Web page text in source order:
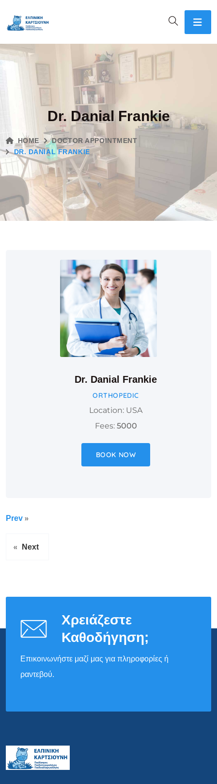
Dr. Danial Frankie
HOME
DOCTOR APPOINTMENT
DR. DANIAL FRANKIE
Dr. Danial Frankie
ORTHOPEDIC
Location: USA
Fees: 5000
BOOK NOW
Prev »
« Next
Χρειάζεστε
Καθοδήγηση;
Επικοινωνήστε μαζί μας για πληροφορίες ή
ραντεβού.